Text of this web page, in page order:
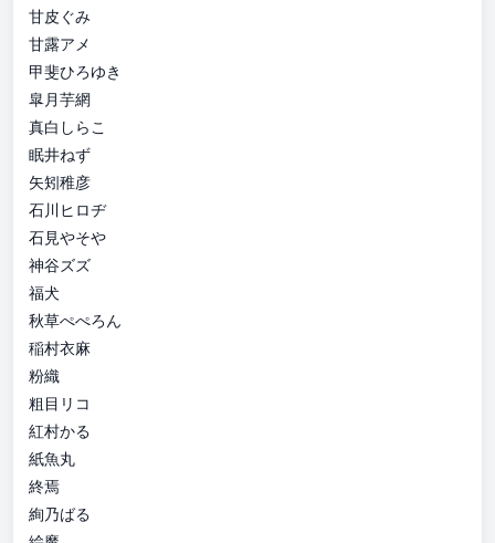
甘皮ぐみ
甘露アメ
甲斐ひろゆき
皐月芋網
真白しらこ
眠井ねず
矢矧稚彦
石川ヒロヂ
石見やそや
神谷ズズ
福犬
秋草ぺぺろん
稲村衣麻
粉織
粗目リコ
紅村かる
紙魚丸
終焉
絢乃ばる